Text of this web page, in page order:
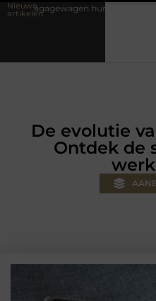
Nieuwe
artikelen
Kies de juiste aanhanger voor
De evolutie
Ontdek de